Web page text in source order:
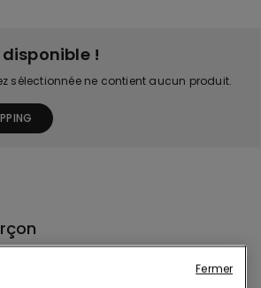
!
sélectionnée ne contient aucun produit.
Fermer